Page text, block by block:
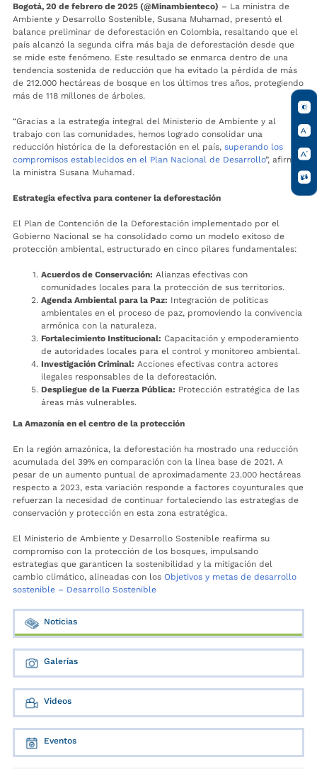
Bogotá, 20 de febrero de 2025 (@Minambienteco) – La ministra de
Ambiente y Desarrollo Sostenible, Susana Muhamad, presentó el
balance preliminar de deforestación en Colombia, resaltando que el
país alcanzó la segunda cifra más baja de deforestación desde que
se mide este fenómeno. Este resultado se enmarca dentro de una
tendencia sostenida de reducción que ha evitado la pérdida de más
de 212.000 hectáreas de bosque en los últimos tres años, protegiendo
más de 118 millones de árboles.
“Gracias a la estrategia integral del Ministerio de Ambiente y al
trabajo con las comunidades, hemos logrado consolidar una
reducción histórica de la deforestación en el país, superando los
compromisos establecidos en el Plan Nacional de Desarrollo”, afirmó
la ministra Susana Muhamad.
Estrategia efectiva para contener la deforestación
El Plan de Contención de la Deforestación implementado por el
Gobierno Nacional se ha consolidado como un modelo exitoso de
protección ambiental, estructurado en cinco pilares fundamentales:
Acuerdos de Conservación: Alianzas efectivas con
comunidades locales para la protección de sus territorios.
Agenda Ambiental para la Paz: Integración de políticas
ambientales en el proceso de paz, promoviendo la convivencia
armónica con la naturaleza.
Fortalecimiento Institucional: Capacitación y empoderamiento
de autoridades locales para el control y monitoreo ambiental.
Investigación Criminal: Acciones efectivas contra actores
ilegales responsables de la deforestación.
Despliegue de la Fuerza Pública: Protección estratégica de las
áreas más vulnerables.
La Amazonía en el centro de la protección
En la región amazónica, la deforestación ha mostrado una reducción
acumulada del 39% en comparación con la línea base de 2021. A
pesar de un aumento puntual de aproximadamente 23.000 hectáreas
respecto a 2023, esta variación responde a factores coyunturales que
refuerzan la necesidad de continuar fortaleciendo las estrategias de
conservación y protección en esta zona estratégica.
El Ministerio de Ambiente y Desarrollo Sostenible reafirma su
compromiso con la protección de los bosques, impulsando
estrategias que garanticen la sostenibilidad y la mitigación del
cambio climático, alineadas con los Objetivos y metas de desarrollo
sostenible – Desarrollo Sostenible
Noticias
Galerías
Videos
Eventos